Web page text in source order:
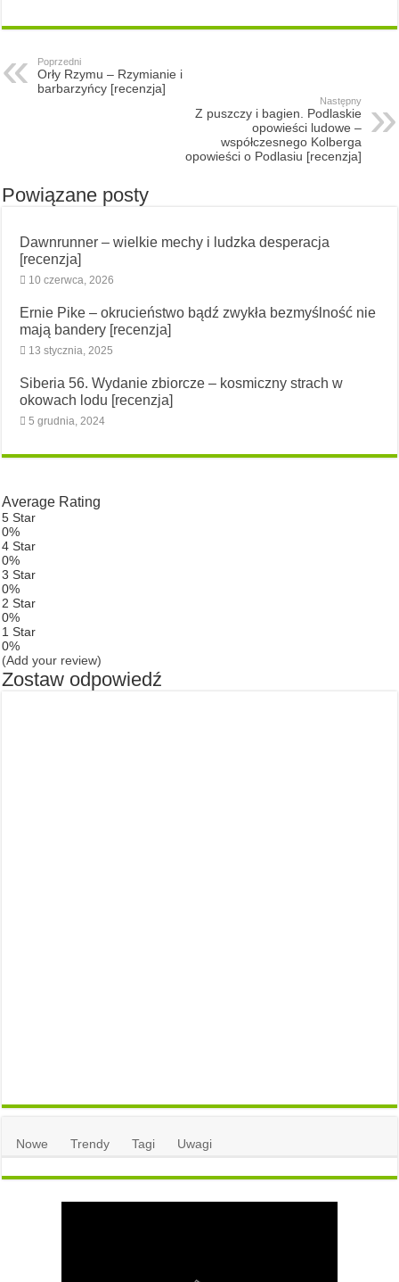
Poprzedni
Orły Rzymu – Rzymianie i
barbarzyńcy [recenzja]
Następny
Z puszczy i bagien. Podlaskie
opowieści ludowe –
współczesnego Kolberga
opowieści o Podlasiu [recenzja]
Powiązane posty
Dawnrunner – wielkie mechy i ludzka desperacja
[recenzja]
10 czerwca, 2026
Ernie Pike – okrucieństwo bądź zwykła bezmyślność nie
mają bandery [recenzja]
13 stycznia, 2025
Siberia 56. Wydanie zbiorcze – kosmiczny strach w
okowach lodu [recenzja]
5 grudnia, 2024
Average Rating
5 Star
0%
4 Star
0%
3 Star
0%
2 Star
0%
1 Star
0%
(Add your review)
Zostaw odpowiedź
Nowe Trendy Tagi Uwagi